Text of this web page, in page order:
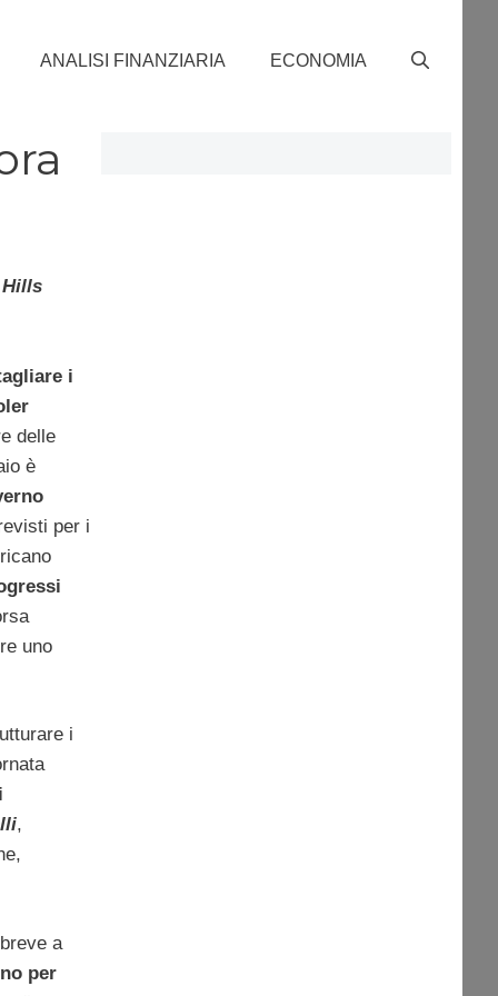
ANALISI FINANZIARIA ECONOMIA
i
delle
è
per i
uno
i
,
a
per